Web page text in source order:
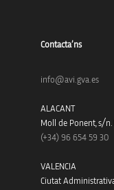
Contacta’ns
info@avi.gva.es
ALACANT
Moll de Ponent, s/n.
(+34) 96 654 59 30
VALENCIA
Ciutat